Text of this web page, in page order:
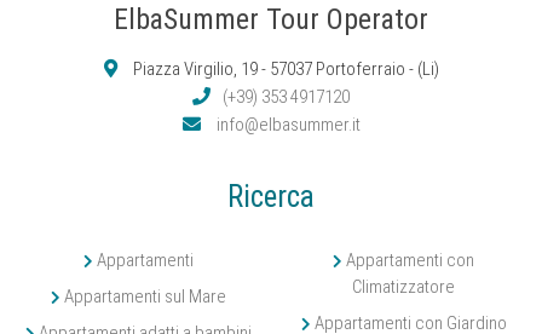
ElbaSummer Tour Operator
Piazza Virgilio, 19 - 57037 Portoferraio - (Li)
(+39) 353 4917120
info@elbasummer.it
Ricerca
Appartamenti
Appartamenti sul Mare
Appartamenti con
Climatizzatore
Appartamenti con Giardino